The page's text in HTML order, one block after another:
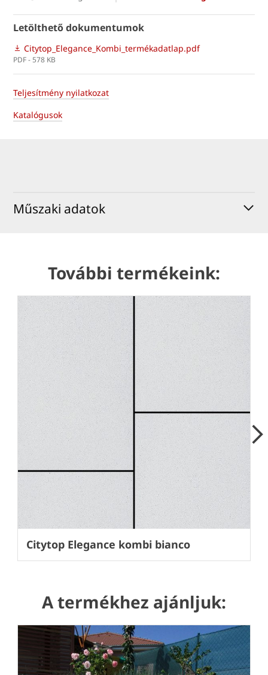
Letölthető dokumentumok
Citytop_Elegance_Kombi_termékadatlap.pdf
PDF - 578 KB
Teljesítmény nyilatkozat
Katalógusok
Műszaki adatok
További termékeink:
Citytop Elegance kombi bianco
Next
A termékhez ajánljuk: